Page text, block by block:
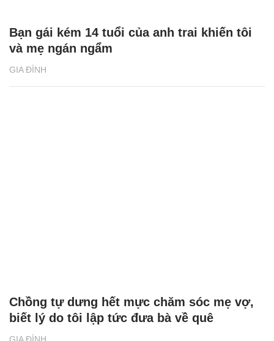
GIA ĐÌNH
Bạn gái kém 14 tuổi của anh trai khiến tôi
và mẹ ngán ngẩm
GIA ĐÌNH
Chồng tự dưng hết mực chăm sóc mẹ vợ,
biết lý do tôi lập tức đưa bà về quê